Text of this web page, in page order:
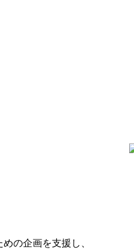
の企画を支援し、